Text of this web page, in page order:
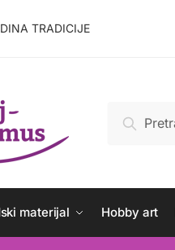
TRADICIJE
Pretraži
materijal Hobby art